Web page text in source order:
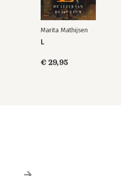
Marita Mathijsen
L
€ 29,95